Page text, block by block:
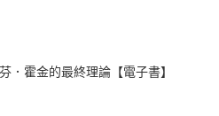
．霍金的最終理論【電子書】